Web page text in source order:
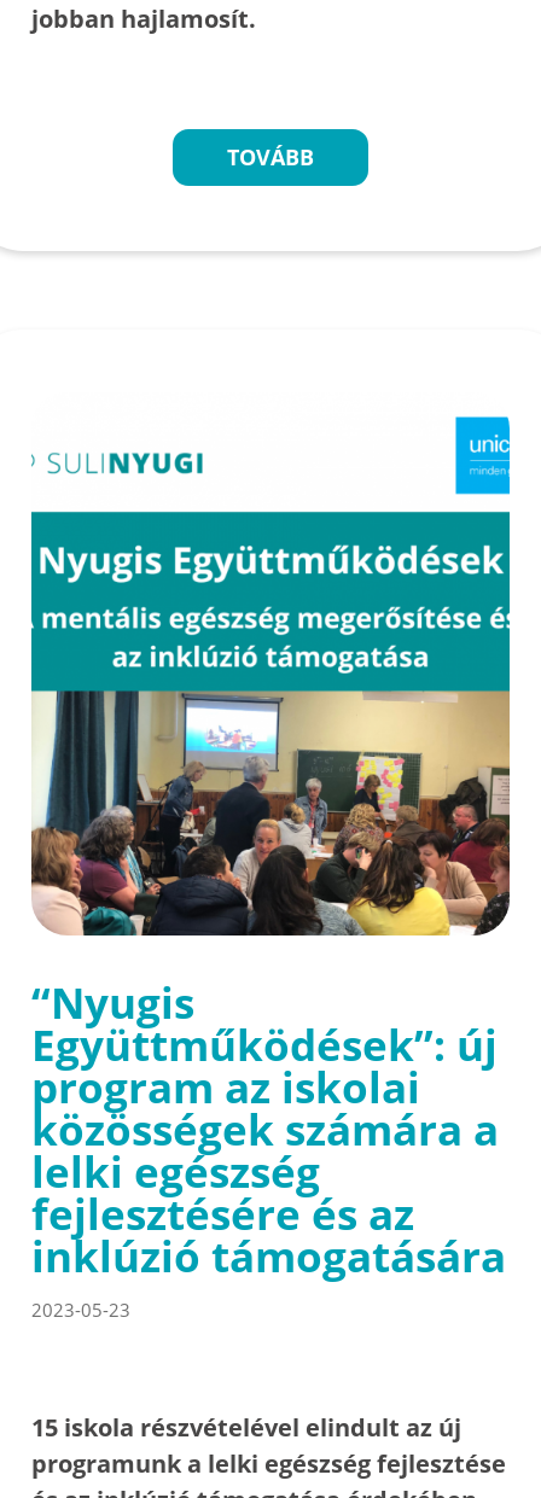
jobban hajlamosít.
TOVÁBB
“Nyugis
Együttműködések”: új
program az iskolai
közösségek számára a
lelki egészség
fejlesztésére és az
inklúzió támogatására
2023-05-23
15 iskola részvételével elindult az új
programunk a lelki egészség fejlesztése